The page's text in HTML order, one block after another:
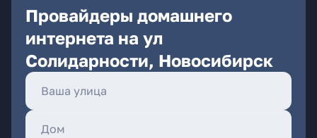
Провайдеры домашнего
интернета на ул
Солидарности, Новосибирск